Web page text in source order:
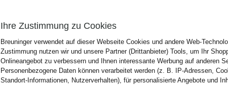
Ihre Zustimmung zu Cookies
Breuninger verwendet auf dieser Webseite Cookies und andere Web-
Zustimmung nutzen wir und unsere Partner (Drittanbieter) Tools, um Ihr
Onlineangebot zu verbessern und Ihnen interessante Werbung auf anderen
Personenbezogene Daten können verarbeitet werden (z. B. IP-Adressen,
Standort-Informationen, Nutzerverhalten), für personalisierte Angebote und